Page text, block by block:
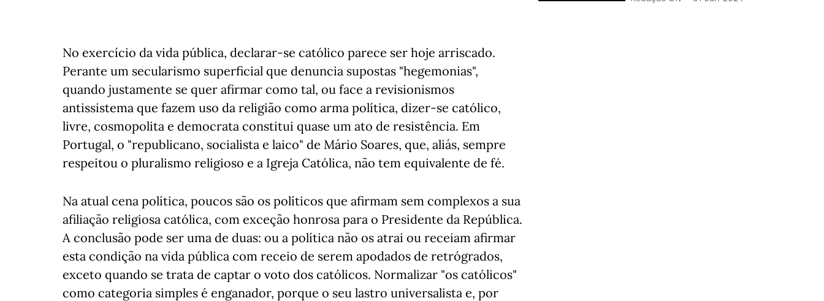
No exercício da vida pública, declarar-se católico parece ser hoje arriscado.
Perante um secularismo superficial que denuncia supostas "hegemonias",
quando justamente se quer afirmar como tal, ou face a revisionismos
antissistema que fazem uso da religião como arma política, dizer-se católico,
livre, cosmopolita e democrata constitui quase um ato de resistência. Em
Portugal, o "republicano, socialista e laico" de Mário Soares, que, aliás, sempre
respeitou o pluralismo religioso e a Igreja Católica, não tem equivalente de fé.
Na atual cena política, poucos são os políticos que afirmam sem complexos a sua
afiliação religiosa católica, com exceção honrosa para o Presidente da República.
A conclusão pode ser uma de duas: ou a política não os atrai ou receiam afirmar
esta condição na vida pública com receio de serem apodados de retrógrados,
exceto quando se trata de captar o voto dos católicos. Normalizar "os católicos"
como categoria simples é enganador, porque o seu lastro universalista e, por